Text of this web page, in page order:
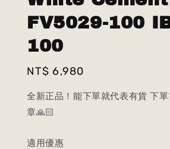
FV5029-100
100
Regular
NT$ 6,980
全新正品！能下單就代表有貨 下
章🙏🏻
適用優惠